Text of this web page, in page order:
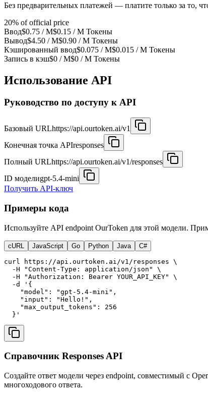
Без предварительных платежей — платите только за то,
20% of official price
Ввод$0.75 / M$0.15 / M Токены
Вывод$4.50 / M$0.90 / M Токены
Кэшированный ввод$0.075 / M$0.015 / M Токены
Запись в кэш$0 / M$0 / M Токены
Использование API
Руководство по доступу к API
Базовый URLhttps://api.ourtoken.ai/v1
Конечная точка APIresponses
Полный URLhttps://api.ourtoken.ai/v1/responses
ID моделиgpt-5.4-mini
Получить API-ключ
Примеры кода
Используйте API endpoint OurToken для этой модели.
cURL JavaScript Go Python Java C#
curl https://api.ourtoken.ai/v1/responses \
  -H "Content-Type: application/json" \
  -H "Authorization: Bearer YOUR_API_KEY" \
  -d '{
    "model": "gpt-5.4-mini",
    "input": "Hello!",
    "max_output_tokens": 256
  }'
Справочник Responses API
Создайте ответ модели через endpoint, совместимый с
многоходового ответа.